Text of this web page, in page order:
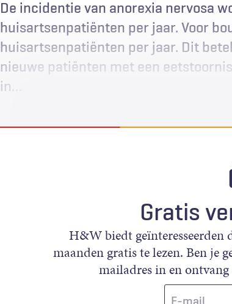
De incidentie van anorexia nervosa
huisartsenpatiënten per jaar. Voor
huisartsenpatiënten per jaar. Dit
nieuwe patiënten met een
in…
Gratis
H&W biedt
maanden gratis te lezen. Ben je
mailadres in en